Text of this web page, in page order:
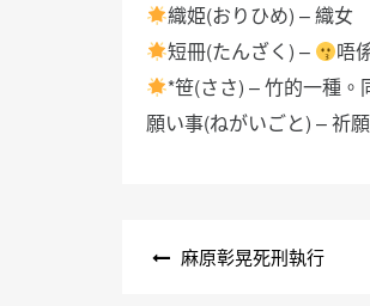
織姫(おりひめ) – 織女
短冊(たんざく) –
唔
*笹(ささ) – 竹的一種。
願い事(ねがいごと) – 祈
麻原彰晃死刑執行